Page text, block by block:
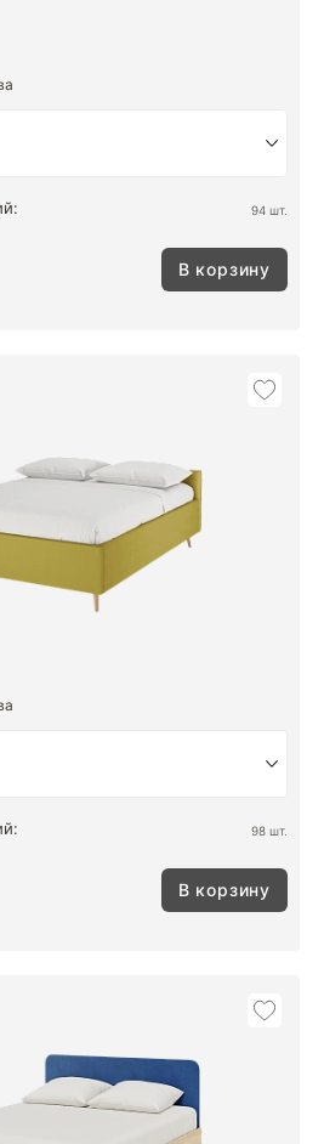
94 шт.
В корзину
98 шт.
В корзину